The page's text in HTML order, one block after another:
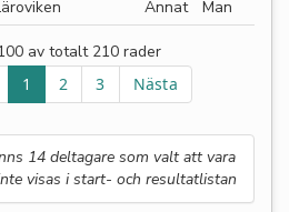
Annat Man
av totalt 210 rader
1 2 3 Nästa
14 deltagare som valt att vara
visas i start- och resultatlistan